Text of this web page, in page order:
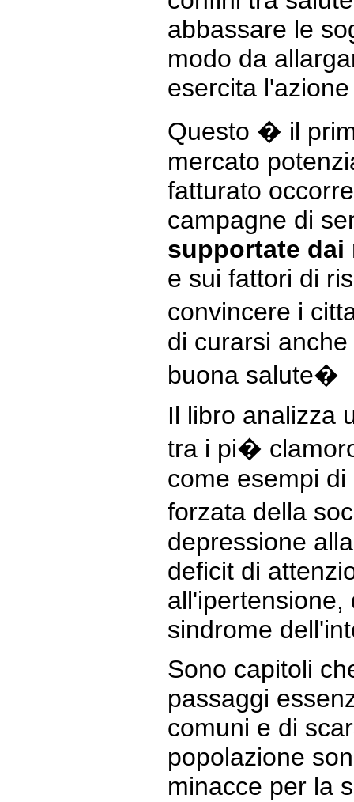
abbassare le
modo da
esercita
Questo � il
mercato
fatturato
campagne di
supportate dai
e sui fattori di
convincere i
di curarsi
buona salute�
Il libro analizza
tra i pi�
come esempi
forzata della
depressione
deficit di
all'ipertensione,
sindrome
Sono capitoli
passaggi
comuni e di
popolazione
minacce per la